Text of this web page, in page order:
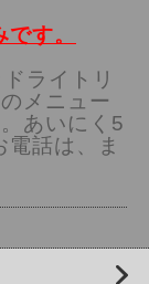
す。
ライトリ
メニュー
あいにく5
話は、ま